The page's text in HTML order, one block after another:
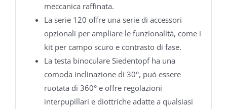
meccanica raffinata.
La serie 120 offre una serie di accessori
opzionali per ampliare le funzionalità, come i
kit per campo scuro e contrasto di fase.
La testa binoculare Siedentopf ha una
comoda inclinazione di 30°, può essere
ruotata di 360° e offre regolazioni
interpupillari e diottriche adatte a qualsiasi